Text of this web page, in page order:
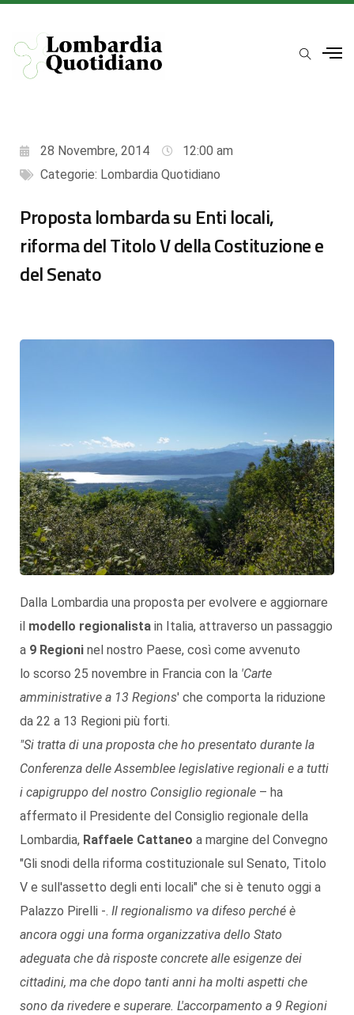
28 Novembre, 2014
12:00 am
Categorie: Lombardia Quotidiano
Proposta lombarda su Enti locali,
riforma del Titolo V della Costituzione e
del Senato
Dalla Lombardia una proposta per evolvere e aggiornare
il modello regionalista in Italia, attraverso un passaggio
a 9 Regioni nel nostro Paese, così come avvenuto
lo scorso 25 novembre in Francia con la 'Carte
amministrative a 13 Regions' che comporta la riduzione
da 22 a 13 Regioni più forti.
"Si tratta di una proposta che ho presentato durante la
Conferenza delle Assemblee legislative regionali e a tutti
i capigruppo del nostro Consiglio regionale – ha
affermato il Presidente del Consiglio regionale della
Lombardia, Raffaele Cattaneo a margine del Convegno
"Gli snodi della riforma costituzionale sul Senato, Titolo
V e sull'assetto degli enti locali" che si è tenuto oggi a
Palazzo Pirelli -. Il regionalismo va difeso perché è
ancora oggi una forma organizzativa dello Stato
adeguata che dà risposte concrete alle esigenze dei
cittadini, ma che dopo tanti anni ha molti aspetti che
sono da rivedere e superare. L'accorpamento a 9 Regioni